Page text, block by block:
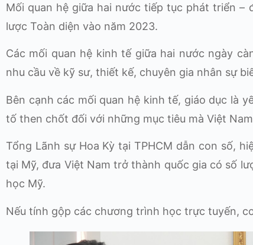
Mối quan hệ giữa hai nước tiếp tục phát triển –
lược Toàn diện vào năm 2023.
Các mối quan hệ kinh tế giữa hai nước ngày
nhu cầu về kỹ sư, thiết kế, chuyên gia nhân sự
Bên cạnh các mối quan hệ kinh tế, giáo dục là
tố then chốt đối với những mục tiêu mà Việt
Tổng Lãnh sự Hoa Kỳ tại TPHCM dẫn con số,
tại Mỹ, đưa Việt Nam trở thành quốc gia có số
học Mỹ.
Nếu tính gộp các chương trình học trực tuyến,